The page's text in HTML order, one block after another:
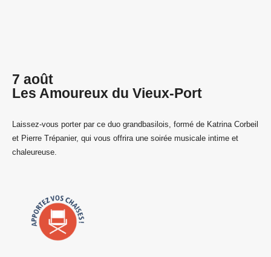
7 août
Les Amoureux du Vieux-Port
Laissez-vous porter par ce duo grandbasilois, formé de Katrina Corbeil
et Pierre Trépanier, qui vous offrira une soirée musicale intime et
chaleureuse.